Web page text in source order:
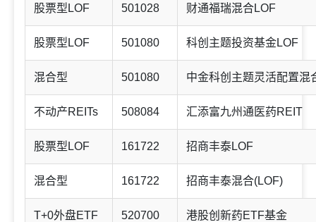
股票型LOF 501028 财通福瑞混合LOF
股票型LOF 501080 科创主题投资基金LOF
混合型 501080 中金科创主题灵活配置混
不动产REITs 508084 汇添富九州通医药REIT
股票型LOF 161722 招商丰泰LOF
混合型 161722 招商丰泰混合(LOF)
T+0外盘ETF 520700 港股创新药ETF基金